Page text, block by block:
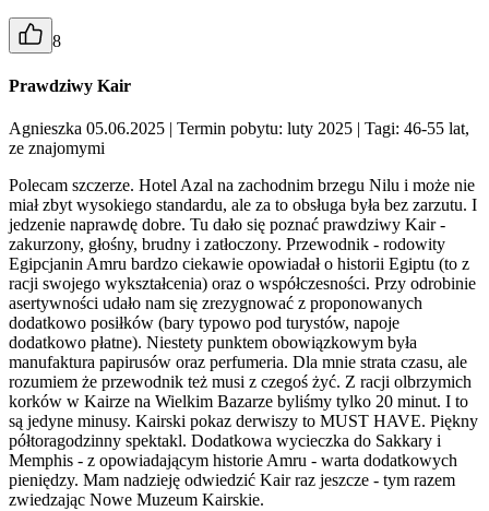
8
Prawdziwy Kair
Agnieszka 05.06.2025 | Termin pobytu: luty 2025 | Tagi: 46-55 lat,
ze znajomymi
Polecam szczerze. Hotel Azal na zachodnim brzegu Nilu i może nie
miał zbyt wysokiego standardu, ale za to obsługa była bez zarzutu. I
jedzenie naprawdę dobre. Tu dało się poznać prawdziwy Kair -
zakurzony, głośny, brudny i zatłoczony. Przewodnik - rodowity
Egipcjanin Amru bardzo ciekawie opowiadał o historii Egiptu (to z
racji swojego wykształcenia) oraz o współczesności. Przy odrobinie
asertywności udało nam się zrezygnować z proponowanych
dodatkowo posiłków (bary typowo pod turystów, napoje
dodatkowo płatne). Niestety punktem obowiązkowym była
manufaktura papirusów oraz perfumeria. Dla mnie strata czasu, ale
rozumiem że przewodnik też musi z czegoś żyć. Z racji olbrzymich
korków w Kairze na Wielkim Bazarze byliśmy tylko 20 minut. I to
są jedyne minusy. Kairski pokaz derwiszy to MUST HAVE. Piękny
półtoragodzinny spektakl. Dodatkowa wycieczka do Sakkary i
Memphis - z opowiadającym historie Amru - warta dodatkowych
pieniędzy. Mam nadzieję odwiedzić Kair raz jeszcze - tym razem
zwiedzając Nowe Muzeum Kairskie.